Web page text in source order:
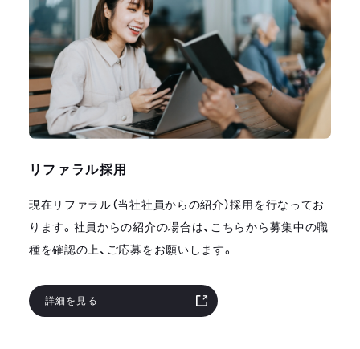
リファラル採用
現在リファラル（当社社員からの紹介）採用を行なってお
ります。社員からの紹介の場合は、こちらから募集中の職
種を確認の上、ご応募をお願いします。
詳細を見る